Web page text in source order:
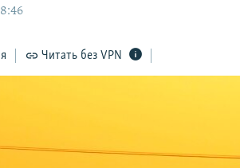
Читать без VPN